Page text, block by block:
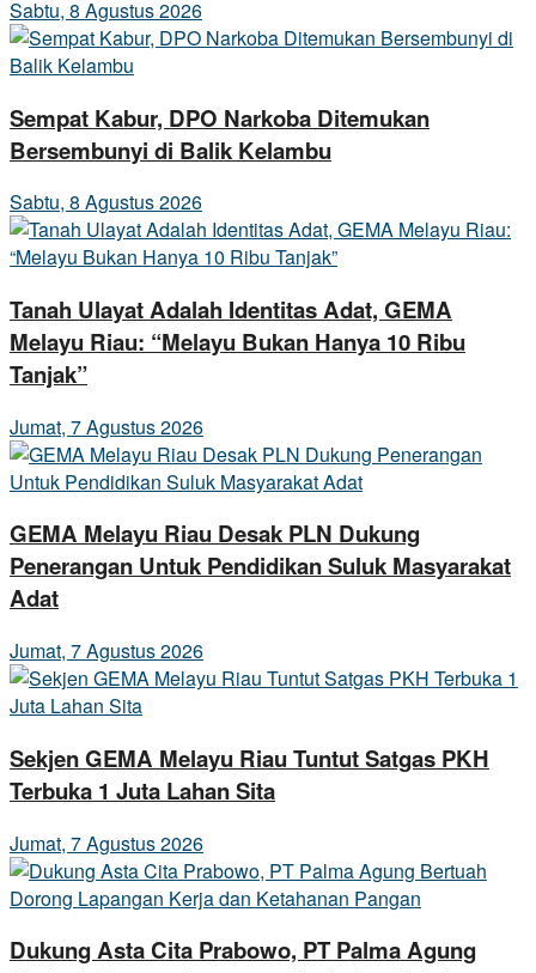
Sabtu, 8 Agustus 2026
Sempat Kabur, DPO Narkoba Ditemukan
Bersembunyi di Balik Kelambu
Sabtu, 8 Agustus 2026
Tanah Ulayat Adalah Identitas Adat, GEMA
Melayu Riau: “Melayu Bukan Hanya 10 Ribu
Tanjak”
Jumat, 7 Agustus 2026
GEMA Melayu Riau Desak PLN Dukung
Penerangan Untuk Pendidikan Suluk Masyarakat
Adat
Jumat, 7 Agustus 2026
Sekjen GEMA Melayu Riau Tuntut Satgas PKH
Terbuka 1 Juta Lahan Sita
Jumat, 7 Agustus 2026
Dukung Asta Cita Prabowo, PT Palma Agung